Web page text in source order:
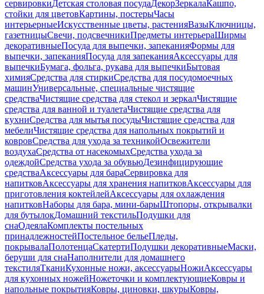
сервировкиДетская столовая посудаДекорЗеркалаКашпо,
стойки для цветовКартины, постерыЧасы
интерьерныеИскусственные цветы, растенияВазыКлючницы,
газетницыСвечи, подсвечникиПредметы интерьераШирмы
декоративныеПосуда для выпечки, запеканияФормы для
выпечки, запеканияПосуда для запеканияАксессуары для
выпечкиБумага, фольга, рукава для выпечкиБытовая
химияСредства для стиркиСредства для посудомоечных
машинУниверсальные, специальные чистящие
средстваЧистящие средства для стекол и зеркалЧистящие
средства для ванной и туалетаЧистящие средства для
кухниСредства для мытья посудыЧистящие средства для
мебелиЧистящие средства для напольных покрытий и
ковровСредства для ухода за техникойОсвежители
воздухаСредства от насекомыхСредства ухода за
одеждойСредства ухода за обувьюДезинфицирующие
средстваАксессуары для бараСервировка для
напитковАксессуары для хранения напитковАксессуары для
приготовления коктейлейАксессуары для охлаждения
напитковНаборы для бара, мини-барыШтопоры, открывалки
для бутылокДомашний текстильПодушки для
снаОдеялаКомплекты постельных
принадлежностейПостельное бельеПледы,
покрывалаПолотенцаСкатертиПодушки декоративныеМаски,
беруши для снаНаполнители для домашнего
текстиляТканиКухонные ножи, аксессуарыНожиАксессуары
для кухонных ножейНожеточки и комплектующиеКовры и
напольные покрытияКовры, циновки, шкурыКовры,